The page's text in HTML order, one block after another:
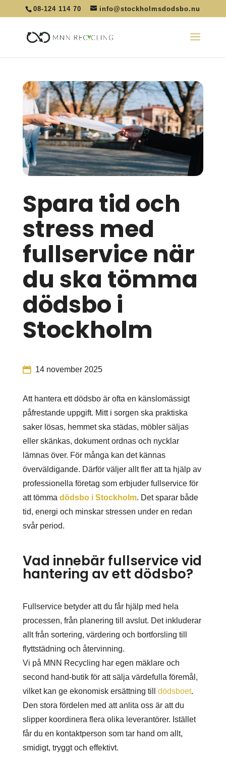
08-124 114 70 info@stockholmsdodsbo.nu
Spara tid och
stress med
fullservice när
du ska tömma
dödsbo i
Stockholm
14 november 2025
Att hantera ett dödsbo är ofta en känslomässigt
påfrestande uppgift. Mitt i sorgen ska praktiska
saker lösas, hemmet ska städas, möbler säljas
eller skänkas, dokument ordnas och nycklar
lämnas över. För många kan det kännas
överväldigande. Därför väljer allt fler att ta hjälp av
professionella företag som erbjuder fullservice för
att tömma dödsbo i Stockholm. Det sparar både
tid, energi och minskar stressen under en redan
svår period.
Vad innebär fullservice vid
hantering av ett dödsbo?
Fullservice betyder att du får hjälp med hela
processen, från planering till avslut. Det inkluderar
allt från sortering, värdering och bortforsling till
flyttstädning och återvinning.
Vi på MNN Recycling har egen mäklare och
second hand-butik för att sälja värdefulla föremål,
vilket kan ge ekonomisk ersättning till dödsboet.
Den stora fördelen med att anlita oss är att du
slipper koordinera flera olika leverantörer. Istället
får du en kontaktperson som tar hand om allt,
smidigt, tryggt och effektivt.